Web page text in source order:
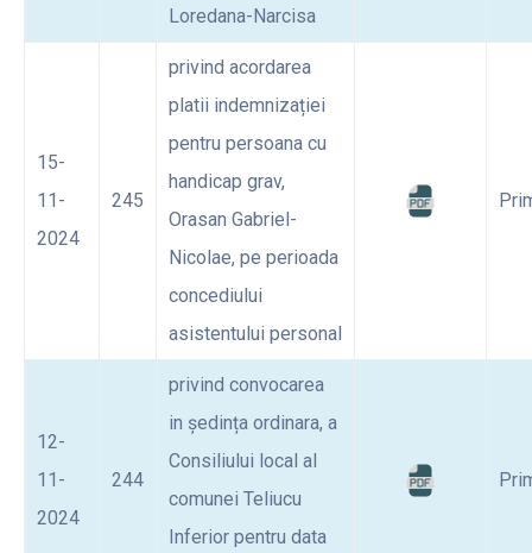
Loredana-Narcisa
15-
11-
2024
245
privind acordarea
platii indemnizației
pentru persoana cu
handicap grav,
Orasan Gabriel-
Nicolae, pe perioada
concediului
asistentului personal
12-
11-
2024
244
privind convocarea
in ședința ordinara, a
Consiliului local al
comunei Teliucu
Inferior pentru data